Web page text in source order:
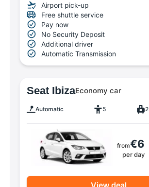
Airport pick-up
Free shuttle service
Pay now
No Security Deposit
Additional driver
Automatic Transmission
Seat IbizaEconomy car
Automatic 5 2
from€6
per day
View deal